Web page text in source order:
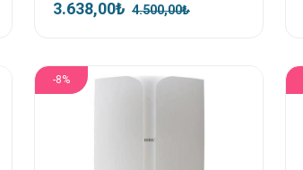
3.638,00₺ 4.500,00₺
-8%